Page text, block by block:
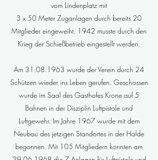
vom Lindenplatz mit
3 x 50 Meter Zuganlagen durch bereits 20
Mitglieder eingeweiht. 1942 musste durch den
Krieg der Schießbetrieb eingestellt werden.
Am 31.08.1963 wurde der Verein durch 24
Schützen wieder ins Leben gerufen. Geschossen
wurde im Saal des Gasthofes Krone auf 5
Bahnen in der Disziplin Luftpistole und
Luftgewehr. Im Jahre 1967 wurde mit dem
Neubau des jetzigen Standortes in der Halde
begonnen. Mit 105 Mitgliedern konnten am